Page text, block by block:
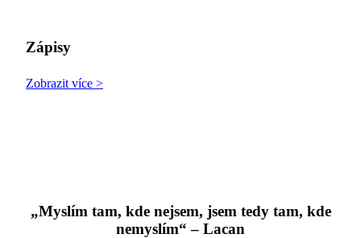
Zápisy
Zobrazit více >
„Myslím tam, kde nejsem, jsem tedy tam, kde
nemyslím“ – Lacan